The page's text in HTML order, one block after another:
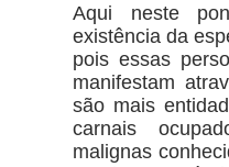
Aqui neste
existência da
pois essas
manifestam
são mais
carnais
malignas